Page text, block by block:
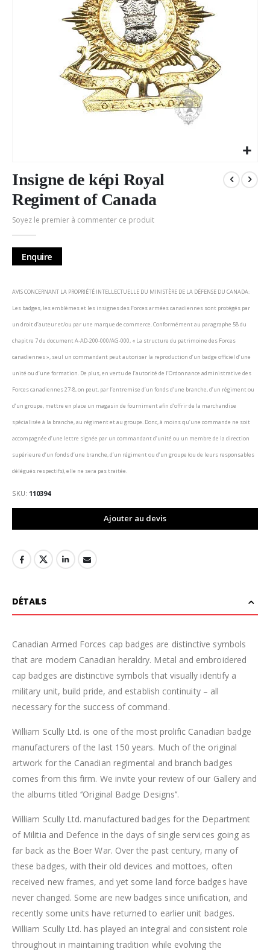
au
début
de
Galerie
d’images
Insigne de képi Royal
Regiment of Canada
Soyez le premier à commenter ce produit
Enquire
AVIS CONCERNANT LA PROPRIÉTÉ INTELLECTUELLE DU MINISTÈRE DE LA DÉFENSE DU CANADA:
Les badges, les emblèmes et les insignes des Forces armées canadiennes sont protégés par
un droit d’auteur et/ou par une marque de commerce. Conformément au paragraphe 58 du
chapitre 7 du document A-AD-200-000/AG-000, « La structure du patrimoine des Forces
canadiennes », seul un commandant peut autoriser la reproduction d’un badge officiel d’une
unité ou d’une formation. De plus, en vertu de l’autorité de l’Ordonnance administrative des
Forces canadiennes 27-8, on peut, par l’entremise d’un fonds d’une branche, d’un régiment ou
d’un groupe, mettre en place un magasin de fourniment afin d’offrir de la marchandise
spécialisée à la branche, au régiment et au groupe. Donc, à moins qu’une commande ne soit
accompagnée d’une lettre signée par un commandant d’unité ou un membre de la direction
supérieure d’un fonds d’une branche, d’un régiment ou d’un groupe (ou de leurs responsables
délégués respectifs), elle ne sera pas traitée.
SKU 110394
Ajouter au devis
DÉTAILS
Canadian Armed Forces cap badges are distinctive symbols
that are modern Canadian heraldry. Metal and embroidered
cap badges are distinctive symbols that visually identify a
military unit, build pride, and establish continuity – all
necessary for the success of command.
William Scully Ltd. is one of the most prolific Canadian badge
manufacturers of the last 150 years. Much of the original
artwork for the Canadian regimental and branch badges
comes from this firm. We invite your review of our Gallery and
the albums titled ‘’Original Badge Designs’’.
William Scully Ltd. manufactured badges for the Department
of Militia and Defence in the days of single services going as
far back as the Boer War. Over the past century, many of
these badges, with their old devices and mottoes, often
received new frames, and yet some land force badges have
never changed. Some are new badges since unification, and
recently some units have returned to earlier unit badges.
William Scully Ltd. has played an integral and consistent role
throughout in maintaining tradition while evolving the